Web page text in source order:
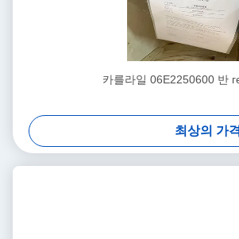
카를라일 06E2250600 반
최상의 가